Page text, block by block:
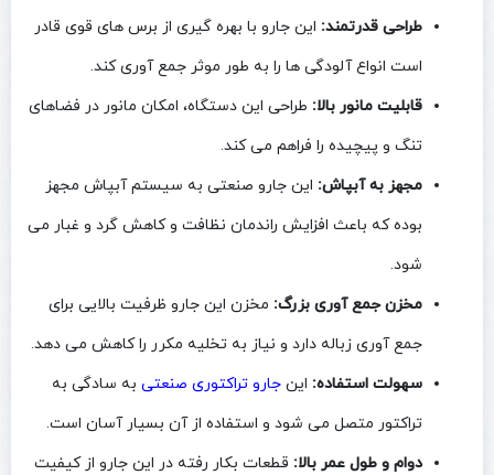
طراحی قدرتمند: این جارو با بهره‌ گیری از برس‌ های قوی قادر
است انواع آلودگی‌ ها را به طور موثر جمع‌ آوری کند.
قابلیت مانور بالا: طراحی این دستگاه، امکان مانور در فضاهای
تنگ و پیچیده را فراهم می‌ کند.
مجهز به آبپاش: این جارو صنعتی به سیستم آبپاش مجهز
بوده که باعث افزایش راندمان نظافت و کاهش گرد و غبار می‌
شود.
مخزن جمع‌ آوری بزرگ: مخزن این جارو ظرفیت بالایی برای
جمع‌ آوری زباله دارد و نیاز به تخلیه مکرر را کاهش می‌ دهد.
سهولت استفاده: این جارو تراکتوری صنعتی به سادگی به
تراکتور متصل می‌ شود و استفاده از آن بسیار آسان است.
دوام و طول عمر بالا: قطعات بکار رفته در این جارو از کیفیت